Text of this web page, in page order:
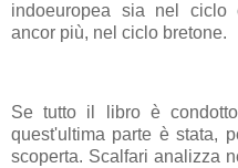
indoeuropea sia nel ciclo
ancor più, nel ciclo bretone.
Se tutto il libro è
quest'ultima parte è stata,
scoperta. Scalfari analizza